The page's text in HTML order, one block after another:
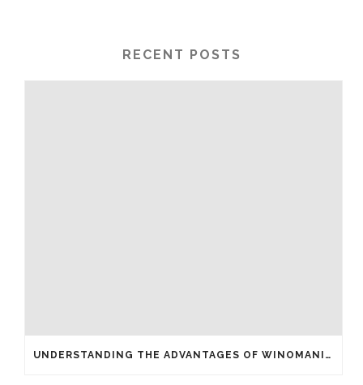
RECENT POSTS
UNDERSTANDING THE ADVANTAGES OF WINOMANIA CASINO FREE SPINS